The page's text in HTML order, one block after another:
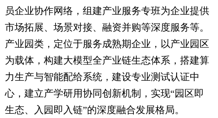
员企业协作网络，组建产业服务专班为企业提供
市场拓展、场景对接、融资并购等深度服务等。
产业园类，定位于服务成熟期企业，以产业园区
为载体，构建大模型全产业链生态体系，搭建算
力生产与智能配给系统，建设专业测试认证中
心，建立产学研用协同创新机制，实现“园区即
生态、入园即入链”的深度融合发展格局。